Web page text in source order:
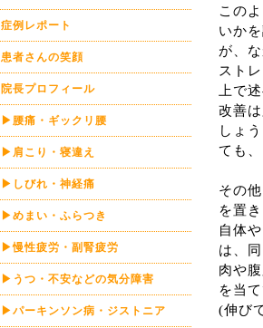
この
いか
が、
スト
上で
改善
しょ
ても
その
を置
自体
は、
肉や
を当
(伸び
症例レポート
患者さんの笑顔
院長プロフィール
▶腰痛・ギックリ腰
▶肩こり・寝違え
▶しびれ・神経痛
▶めまい・ふらつき
▶慢性疲労・副腎疲労
▶うつ・不安などの気分障害
▶パーキンソン病・ジストニア